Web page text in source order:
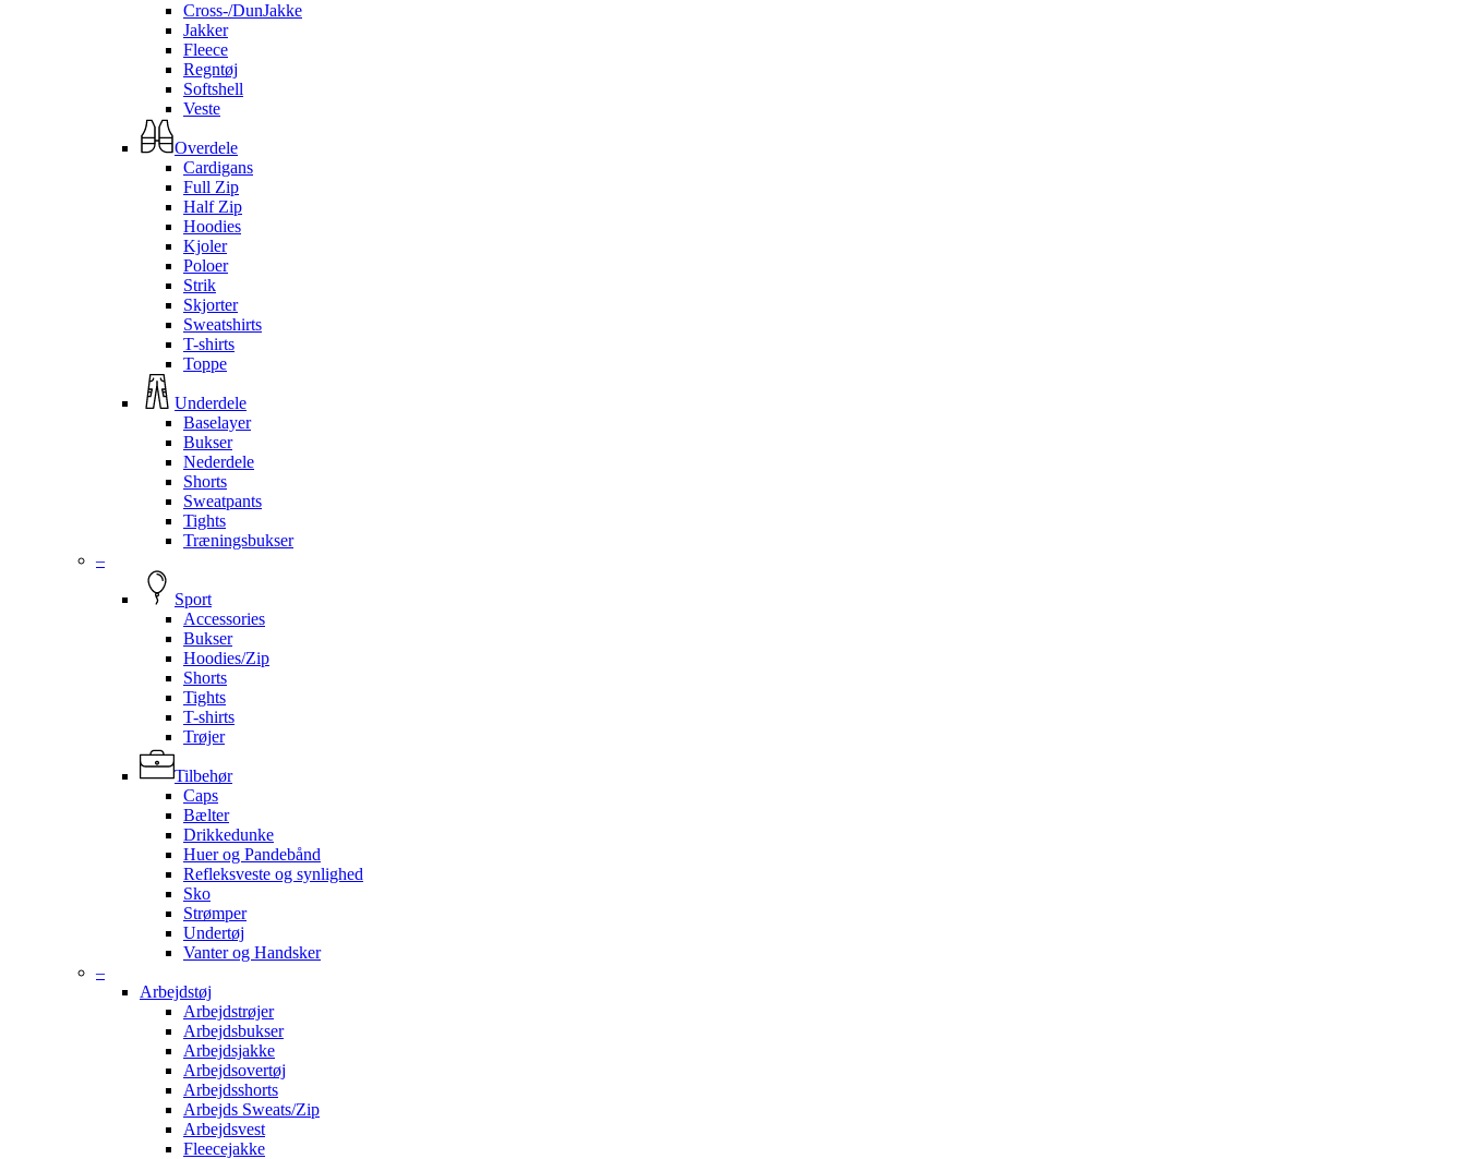
Cross-/DunJakke
Jakker
Fleece
Regntøj
Softshell
Veste
Overdele
Cardigans
Full Zip
Half Zip
Hoodies
Kjoler
Poloer
Strik
Skjorter
Sweatshirts
T-shirts
Toppe
Underdele
Baselayer
Bukser
Nederdele
Shorts
Sweatpants
Tights
Træningsbukser
–
Sport
Accessories
Bukser
Hoodies/Zip
Shorts
Tights
T-shirts
Trøjer
Tilbehør
Caps
Bælter
Drikkedunke
Huer og Pandebånd
Refleksveste og synlighed
Sko
Strømper
Undertøj
Vanter og Handsker
–
Arbejdstøj
Arbejdstrøjer
Arbejdsbukser
Arbejdsjakke
Arbejdsovertøj
Arbejdsshorts
Arbejds Sweats/Zip
Arbejdsvest
Fleecejakke